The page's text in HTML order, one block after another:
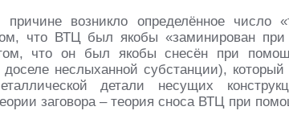
возникло определённое число
что ВТЦ был якобы «заминирован
что он был якобы снесён при
доселе неслыханной субстанции),
детали несущих
заговора – теория сноса ВТЦ при